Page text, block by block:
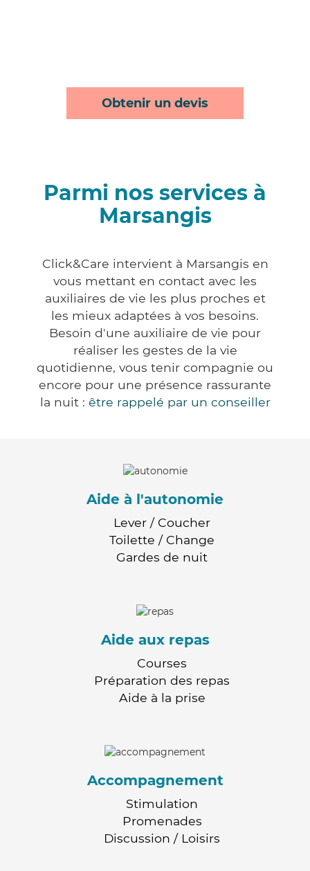
Obtenir un devis
Parmi nos services à
Marsangis
Click&Care intervient à Marsangis en
vous mettant en contact avec les
auxiliaires de vie les plus proches et
les mieux adaptées à vos besoins.
Besoin d'une auxiliaire de vie pour
réaliser les gestes de la vie
quotidienne, vous tenir compagnie ou
encore pour une présence rassurante
la nuit : être rappelé par un conseiller
Aide à l'autonomie
Lever / Coucher
Toilette / Change
Gardes de nuit
Aide aux repas
Courses
Préparation des repas
Aide à la prise
Accompagnement
Stimulation
Promenades
Discussion / Loisirs